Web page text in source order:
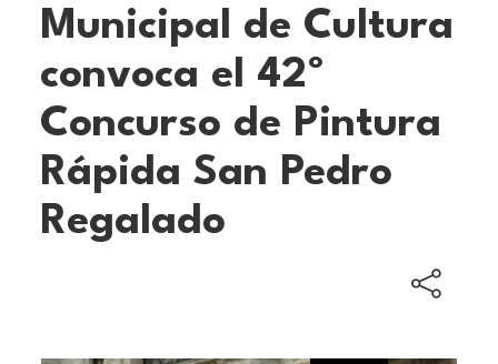
Municipal de Cultura
convoca el 42º
Concurso de Pintura
Rápida San Pedro
Regalado